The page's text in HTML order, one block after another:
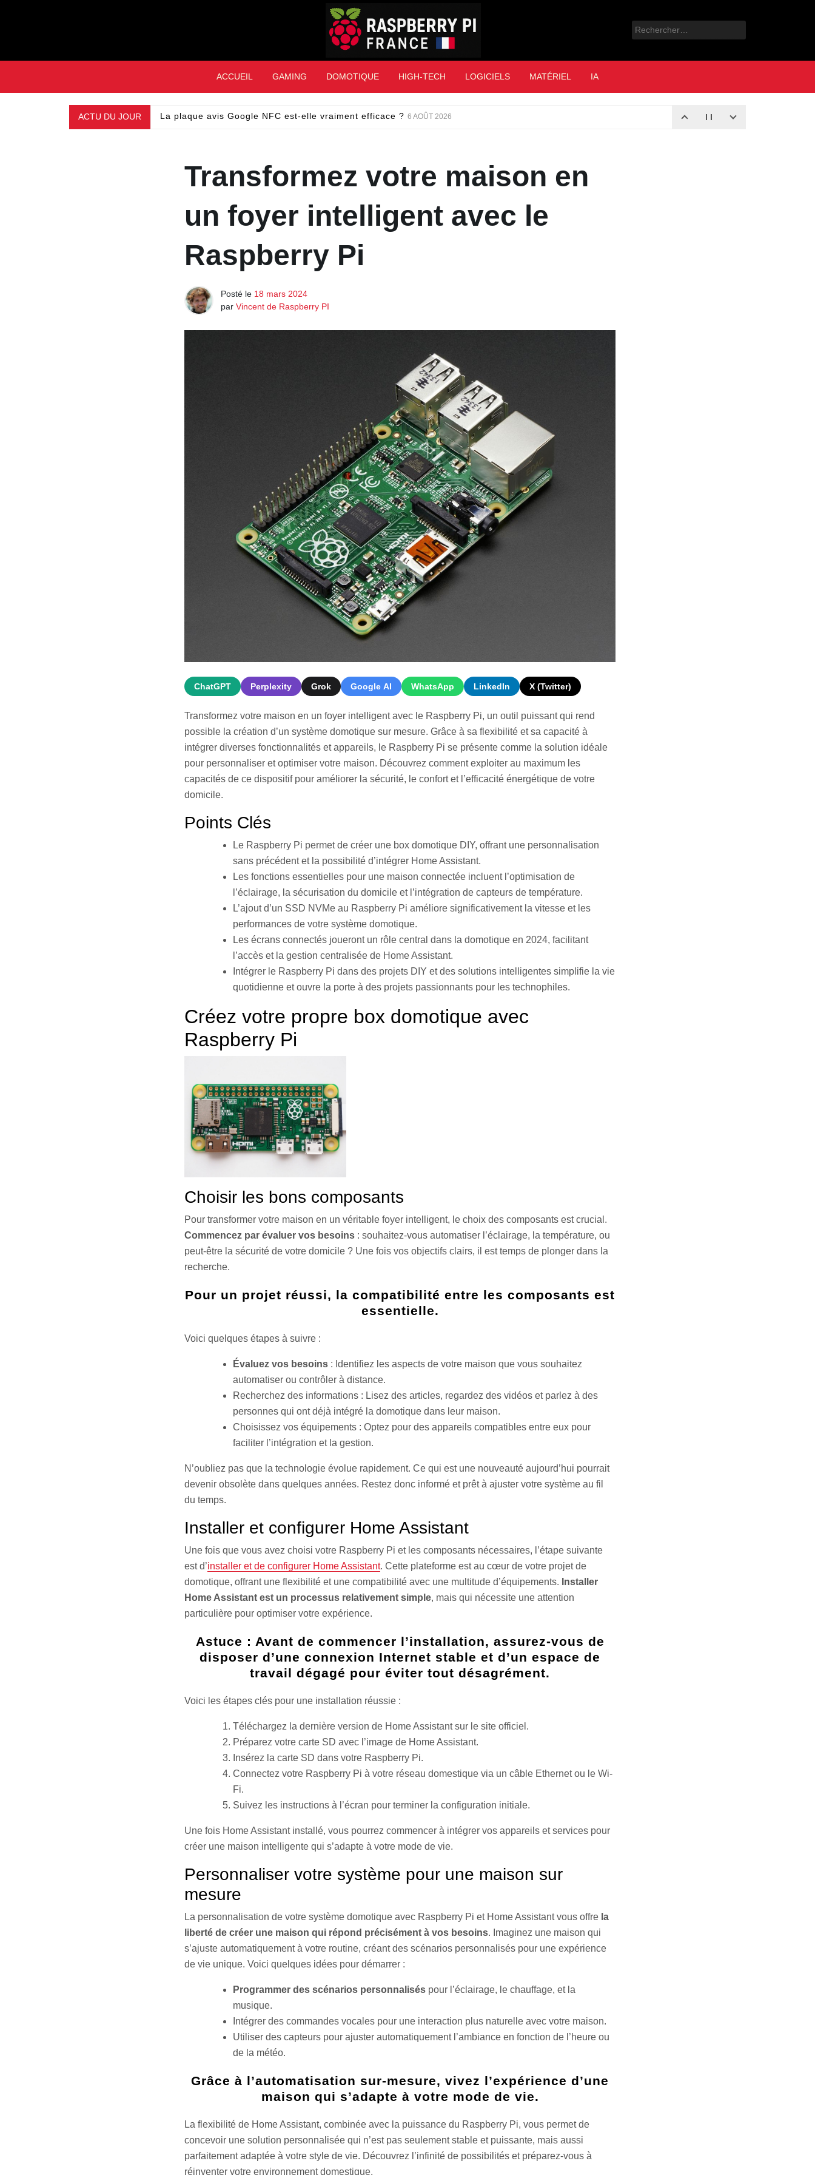
Raspberry Pi France
Rechercher :
ACCUEIL GAMING DOMOTIQUE HIGH-TECH LOGICIELS MATÉRIEL IA
ACTU DU JOUR La plaque avis Google NFC est-elle vraiment efficace ? 6 AOÛT 2026
Transformez votre maison en
un foyer intelligent avec le
Raspberry Pi
Posté le 18 mars 2024
par Vincent de Raspberry PI
ChatGPT Perplexity Grok Google AI WhatsApp LinkedIn X (Twitter)
Transformez votre maison en un foyer intelligent avec le Raspberry Pi, un outil puissant qui rend
possible la création d’un système domotique sur mesure. Grâce à sa flexibilité et sa capacité à
intégrer diverses fonctionnalités et appareils, le Raspberry Pi se présente comme la solution idéale
pour personnaliser et optimiser votre maison. Découvrez comment exploiter au maximum les
capacités de ce dispositif pour améliorer la sécurité, le confort et l’efficacité énergétique de votre
domicile.
Points Clés
Le Raspberry Pi permet de créer une box domotique DIY, offrant une personnalisation
sans précédent et la possibilité d’intégrer Home Assistant.
Les fonctions essentielles pour une maison connectée incluent l’optimisation de
l’éclairage, la sécurisation du domicile et l’intégration de capteurs de température.
L’ajout d’un SSD NVMe au Raspberry Pi améliore significativement la vitesse et les
performances de votre système domotique.
Les écrans connectés joueront un rôle central dans la domotique en 2024, facilitant
l’accès et la gestion centralisée de Home Assistant.
Intégrer le Raspberry Pi dans des projets DIY et des solutions intelligentes simplifie la vie
quotidienne et ouvre la porte à des projets passionnants pour les technophiles.
Créez votre propre box domotique avec
Raspberry Pi
Choisir les bons composants
Pour transformer votre maison en un véritable foyer intelligent, le choix des composants est crucial.
Commencez par évaluer vos besoins : souhaitez-vous automatiser l’éclairage, la température, ou
peut-être la sécurité de votre domicile ? Une fois vos objectifs clairs, il est temps de plonger dans la
recherche.
Pour un projet réussi, la compatibilité entre les composants est
essentielle.
Voici quelques étapes à suivre :
Évaluez vos besoins : Identifiez les aspects de votre maison que vous souhaitez
automatiser ou contrôler à distance.
Recherchez des informations : Lisez des articles, regardez des vidéos et parlez à des
personnes qui ont déjà intégré la domotique dans leur maison.
Choisissez vos équipements : Optez pour des appareils compatibles entre eux pour
faciliter l’intégration et la gestion.
N’oubliez pas que la technologie évolue rapidement. Ce qui est une nouveauté aujourd’hui pourrait
devenir obsolète dans quelques années. Restez donc informé et prêt à ajuster votre système au fil
du temps.
Installer et configurer Home Assistant
Une fois que vous avez choisi votre Raspberry Pi et les composants nécessaires, l’étape suivante
est d’installer et de configurer Home Assistant. Cette plateforme est au cœur de votre projet de
domotique, offrant une flexibilité et une compatibilité avec une multitude d’équipements. Installer
Home Assistant est un processus relativement simple, mais qui nécessite une attention
particulière pour optimiser votre expérience.
Astuce : Avant de commencer l’installation, assurez-vous de
disposer d’une connexion Internet stable et d’un espace de
travail dégagé pour éviter tout désagrément.
Voici les étapes clés pour une installation réussie :
Téléchargez la dernière version de Home Assistant sur le site officiel.
Préparez votre carte SD avec l’image de Home Assistant.
Insérez la carte SD dans votre Raspberry Pi.
Connectez votre Raspberry Pi à votre réseau domestique via un câble Ethernet ou le Wi-
Fi.
Suivez les instructions à l’écran pour terminer la configuration initiale.
Une fois Home Assistant installé, vous pourrez commencer à intégrer vos appareils et services pour
créer une maison intelligente qui s’adapte à votre mode de vie.
Personnaliser votre système pour une maison sur
mesure
La personnalisation de votre système domotique avec Raspberry Pi et Home Assistant vous offre la
liberté de créer une maison qui répond précisément à vos besoins. Imaginez une maison qui
s’ajuste automatiquement à votre routine, créant des scénarios personnalisés pour une expérience
de vie unique. Voici quelques idées pour démarrer :
Programmer des scénarios personnalisés pour l’éclairage, le chauffage, et la
musique.
Intégrer des commandes vocales pour une interaction plus naturelle avec votre maison.
Utiliser des capteurs pour ajuster automatiquement l’ambiance en fonction de l’heure ou
de la météo.
Grâce à l’automatisation sur-mesure, vivez l’expérience d’une
maison qui s’adapte à votre mode de vie.
La flexibilité de Home Assistant, combinée avec la puissance du Raspberry Pi, vous permet de
concevoir une solution personnalisée qui n’est pas seulement stable et puissante, mais aussi
parfaitement adaptée à votre style de vie. Découvrez l’infinité de possibilités et préparez-vous à
réinventer votre environnement domestique.